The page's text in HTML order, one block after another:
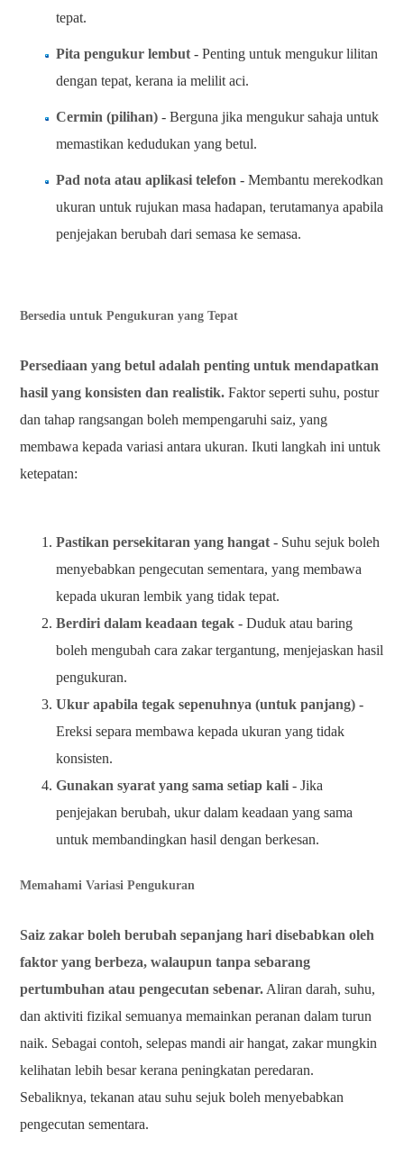
tepat.
Pita pengukur lembut - Penting untuk mengukur lilitan
dengan tepat, kerana ia melilit aci.
Cermin (pilihan) - Berguna jika mengukur sahaja untuk
memastikan kedudukan yang betul.
Pad nota atau aplikasi telefon - Membantu merekodkan
ukuran untuk rujukan masa hadapan, terutamanya apabila
penjejakan berubah dari semasa ke semasa.
Bersedia untuk Pengukuran yang Tepat
Persediaan yang betul adalah penting untuk mendapatkan
hasil yang konsisten dan realistik. Faktor seperti suhu, postur
dan tahap rangsangan boleh mempengaruhi saiz, yang
membawa kepada variasi antara ukuran. Ikuti langkah ini untuk
ketepatan:
Pastikan persekitaran yang hangat - Suhu sejuk boleh
menyebabkan pengecutan sementara, yang membawa
kepada ukuran lembik yang tidak tepat.
Berdiri dalam keadaan tegak - Duduk atau baring
boleh mengubah cara zakar tergantung, menjejaskan hasil
pengukuran.
Ukur apabila tegak sepenuhnya (untuk panjang) -
Ereksi separa membawa kepada ukuran yang tidak
konsisten.
Gunakan syarat yang sama setiap kali - Jika
penjejakan berubah, ukur dalam keadaan yang sama
untuk membandingkan hasil dengan berkesan.
Memahami Variasi Pengukuran
Saiz zakar boleh berubah sepanjang hari disebabkan oleh
faktor yang berbeza, walaupun tanpa sebarang
pertumbuhan atau pengecutan sebenar. Aliran darah, suhu,
dan aktiviti fizikal semuanya memainkan peranan dalam turun
naik. Sebagai contoh, selepas mandi air hangat, zakar mungkin
kelihatan lebih besar kerana peningkatan peredaran.
Sebaliknya, tekanan atau suhu sejuk boleh menyebabkan
pengecutan sementara.